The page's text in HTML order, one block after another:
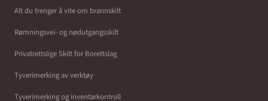
Alt du trenger å vite om brannskilt
Rømningsvei- og nødutgangsskilt
Privatrettslige Skilt for Borettslag
Tyverimerking av verktøy
Tyverimerking og inventarkontroll